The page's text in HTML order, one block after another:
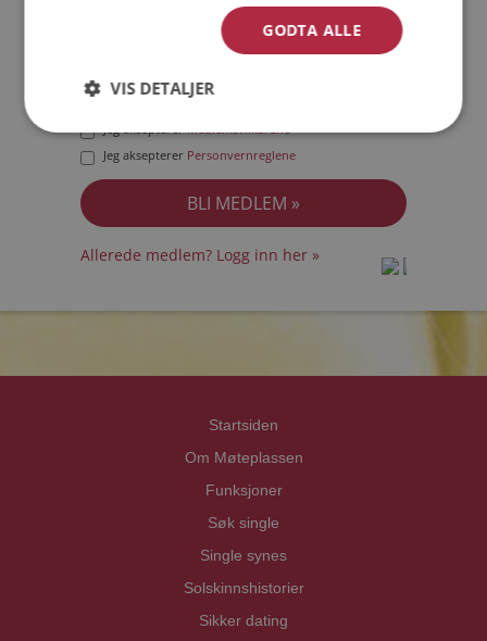
Jeg akseptererMedlemsvilkårene
Jeg aksepterer Personvernreglene
Allerede medlem? Logg inn her »
Startsiden
Om Møteplassen
Funksjoner
Søk single
Single synes
Solskinnshistorier
Sikker dating
GODTA ALLE
VIS DETALJER